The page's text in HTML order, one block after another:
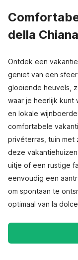
della
Ontdek een
geniet van een
glooiende heuvels,
waar je heerlijk kunt
en lokale
comfortabele
privéterras, tuin met
deze
uitje of een rustige
eenvoudig een
om spontaan te
optimaal van la